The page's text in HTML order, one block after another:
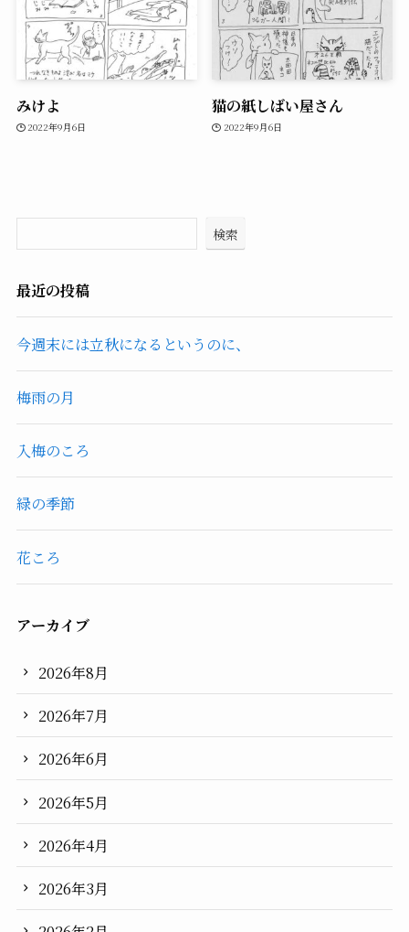
みけよ
2022年9月6日
猫の紙しばい屋さん
2022年9月6日
検索
最近の投稿
今週末には立秋になるというのに、
梅雨の月
入梅のころ
緑の季節
花ころ
アーカイブ
2026年8月
2026年7月
2026年6月
2026年5月
2026年4月
2026年3月